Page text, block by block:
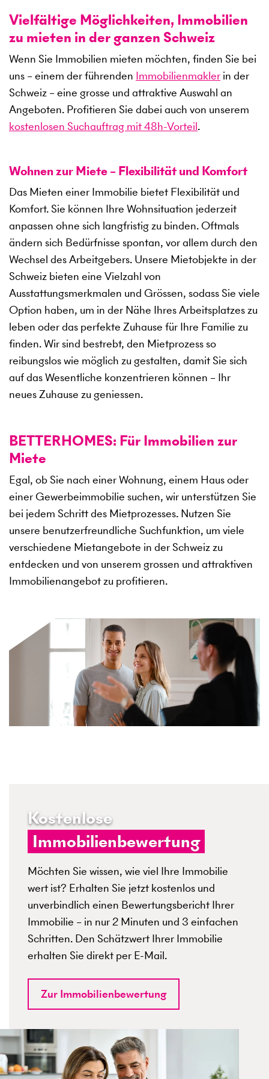
Vielfältige Möglichkeiten, Immobilien
zu mieten in der ganzen Schweiz
Wenn Sie Immobilien mieten möchten, finden Sie bei
uns – einem der führenden Immobilienmakler in der
Schweiz – eine grosse und attraktive Auswahl an
Angeboten. Profitieren Sie dabei auch von unserem
kostenlosen Suchauftrag mit 48h-Vorteil.
Wohnen zur Miete – Flexibilität und Komfort
Das Mieten einer Immobilie bietet Flexibilität und
Komfort. Sie können Ihre Wohnsituation jederzeit
anpassen ohne sich langfristig zu binden. Oftmals
ändern sich Bedürfnisse spontan, vor allem durch den
Wechsel des Arbeitgebers. Unsere Mietobjekte in der
Schweiz bieten eine Vielzahl von
Ausstattungsmerkmalen und Grössen, sodass Sie viele
Option haben, um in der Nähe Ihres Arbeitsplatzes zu
leben oder das perfekte Zuhause für Ihre Familie zu
finden. Wir sind bestrebt, den Mietprozess so
reibungslos wie möglich zu gestalten, damit Sie sich
auf das Wesentliche konzentrieren können – Ihr
neues Zuhause zu geniessen.
BETTERHOMES: Für Immobilien zur
Miete
Egal, ob Sie nach einer Wohnung, einem Haus oder
einer Gewerbeimmobilie suchen, wir unterstützen Sie
bei jedem Schritt des Mietprozesses. Nutzen Sie
unsere benutzerfreundliche Suchfunktion, um viele
verschiedene Mietangebote in der Schweiz zu
entdecken und von unserem grossen und attraktiven
Immobilienangebot zu profitieren.
Kostenlose
Immobilienbewertung
Möchten Sie wissen, wie viel Ihre Immobilie
wert ist? Erhalten Sie jetzt kostenlos und
unverbindlich einen Bewertungsbericht Ihrer
Immobilie – in nur 2 Minuten und 3 einfachen
Schritten. Den Schätzwert Ihrer Immobilie
erhalten Sie direkt per E-Mail.
Zur Immobilienbewertung